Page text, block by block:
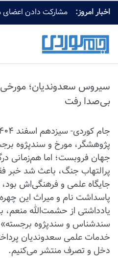
اخبار امروز:
مشارکت دادن
دانشگاهی در طرح
سیروس سعدوندیان؛
بی‌صدا رفت
پژوهشگر، مورخ و سندپژوه
جهان فروبست؛ اما هم‌زمانی
پرالتهاب جنگ، باعث شد خبر
جایگاه علمی و فرهنگی‌اش بود،
پاسداشت نام و میراث این چهره
یادداشتی از حشمت‌الله منعم،
سندشناس و سندپژوه برجسته»
خدمات علمی سعدوندیان
دخل و تصرف منتشر می‌کنیم.